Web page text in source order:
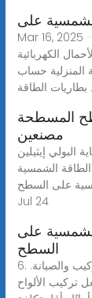
على
Mar 16, 2025 · عليك أولاً الاطلاع على مقالات سابقة عن سلسلة
الكهربائية
المنزلية حساب
بطاريات الطاقة
المسطحة
مصنعين
البولي إيثيلين
الشمسية
على السطح
Jul 24
على
السطح
6. الوصول والسلامة النظر في إمكانية الوصول للتركيب والصيانة.
تركيب الألواح